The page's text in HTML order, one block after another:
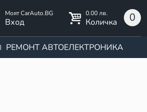
Вход
0.00 лв. 0
Количка
РЕМОНТ АВТОЕЛЕКТРОНИКА